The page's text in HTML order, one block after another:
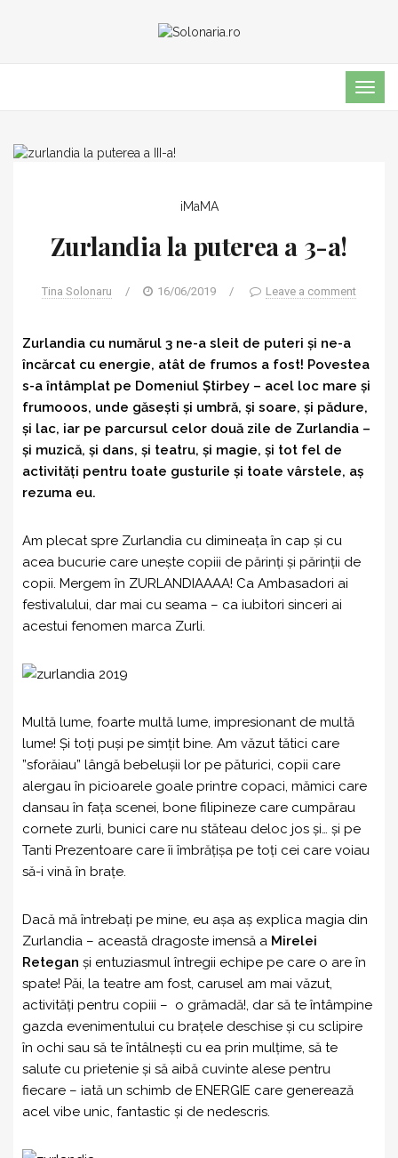
iMaMA
Zurlandia la puterea a 3-a!
Tina Solonaru / 16/06/2019 / Leave a comment
Zurlandia cu numărul 3 ne-a sleit de puteri și ne-a
încărcat cu energie, atât de frumos a fost! Povestea
s-a întâmplat pe Domeniul Știrbey – acel loc mare și
frumooos, unde găsești și umbră, și soare, și pădure,
și lac, iar pe parcursul celor două zile de Zurlandia –
și muzică, și dans, și teatru, și magie, și tot fel de
activități pentru toate gusturile și toate vârstele, aș
rezuma eu.
Am plecat spre Zurlandia cu dimineața în cap și cu
acea bucurie care unește copiii de părinți și părinții de
copii. Mergem în ZURLANDIAAAA! Ca Ambasadori ai
festivalului, dar mai cu seama – ca iubitori sinceri ai
acestui fenomen marca Zurli.
Multă lume, foarte multă lume, impresionant de multă
lume! Și toți puși pe simțit bine. Am văzut tătici care
”sforăiau” lângă bebelușii lor pe păturici, copii care
alergau în picioarele goale printre copaci, mămici care
dansau în fața scenei, bone filipineze care cumpărau
cornete zurli, bunici care nu stăteau deloc jos și… și pe
Tanti Prezentoare care îi îmbrățișa pe toți cei care voiau
să-i vină în brațe.
Dacă mă întrebați pe mine, eu așa aș explica magia din
Zurlandia – această dragoste imensă a Mirelei
Retegan și entuziasmul întregii echipe pe care o are în
spate! Păi, la teatre am fost, carusel am mai văzut,
activități pentru copiii – o grămadă!, dar să te întâmpine
gazda evenimentului cu brațele deschise și cu sclipire
în ochi sau să te întâlnești cu ea prin mulțime, să te
salute cu prietenie și să aibă cuvinte alese pentru
fiecare – iată un schimb de ENERGIE care generează
acel vibe unic, fantastic și de nedescris.